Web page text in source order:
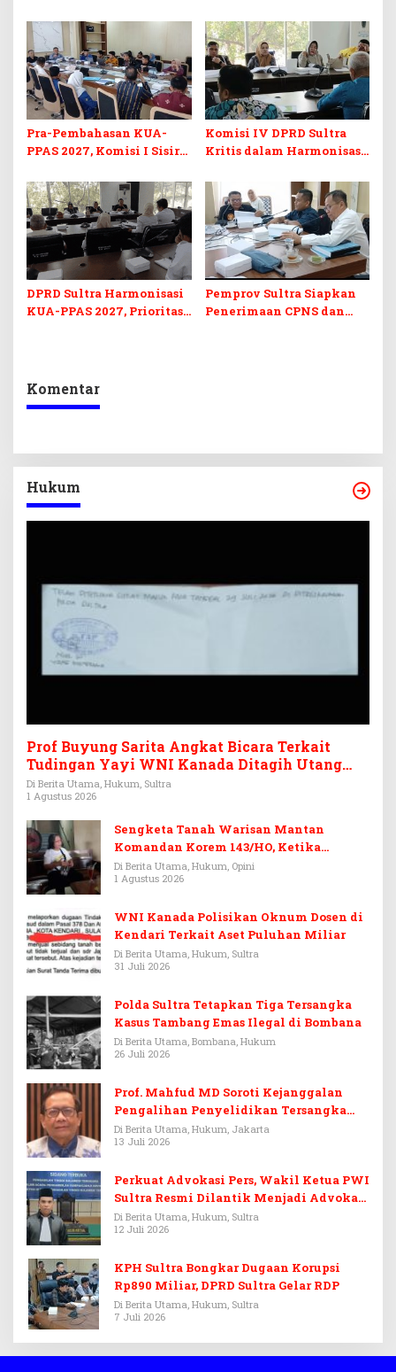
di Sultra
Ikuti Lomba Bola Gotong
Pra-Pembahasan KUA-
PPAS 2027, Komisi I Sisir
Berkelanjutan
Komisi IV DPRD Sultra
Kritis dalam Harmonisasi
Perubahan APBD 2026
DPRD Sultra Harmonisasi
KUA-PPAS 2027, Prioritas
Pemprov Sultra Siapkan
Penerimaan CPNS dan
Komentar
Hukum
Prof Buyung Sarita Angkat Bicara Terkait
Tudingan Yayi WNI Kanada Ditagih Utang
Rp3,6 Miliar
Di Berita Utama, Hukum, Sultra
1 Agustus 2026
Sengketa Tanah Warisan Mantan
Komandan Korem 143/HO, Ketika
Warisan Menjadi Arena Pemerasan
Di Berita Utama, Hukum, Opini
1 Agustus 2026
WNI Kanada Polisikan Oknum Dosen di
Kendari Terkait Aset Puluhan Miliar
Di Berita Utama, Hukum, Sultra
31 Juli 2026
Polda Sultra Tetapkan Tiga Tersangka
Kasus Tambang Emas Ilegal di Bombana
Di Berita Utama, Bombana, Hukum
26 Juli 2026
Prof. Mahfud MD Soroti Kejanggalan
Pengalihan Penyelidikan Tersangka
Febrie Adriansyah
Di Berita Utama, Hukum, Jakarta
13 Juli 2026
Perkuat Advokasi Pers, Wakil Ketua PWI
Sultra Resmi Dilantik Menjadi Advokat
PERADI
Di Berita Utama, Hukum, Sultra
12 Juli 2026
KPH Sultra Bongkar Dugaan Korupsi
Rp890 Miliar, DPRD Sultra Gelar RDP
Di Berita Utama, Hukum, Sultra
7 Juli 2026